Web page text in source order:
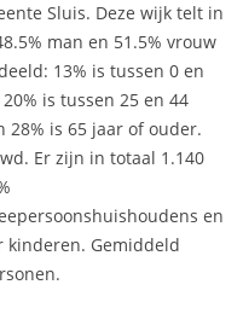
Sluis. Deze wijk telt in
man en 51.5% vrouw
13% is tussen 0 en
is tussen 25 en 44
28% is 65 jaar of ouder.
Er zijn in totaal 1.140
en
kinderen. Gemiddeld